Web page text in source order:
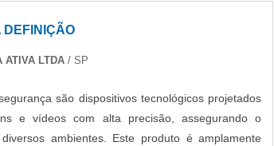
DEFINIÇÃO
ATIVA LTDA/ SP
são dispositivos tecnológicos projetados
e vídeos com alta precisão, assegurando o
ambientes. Este produto é amplamente